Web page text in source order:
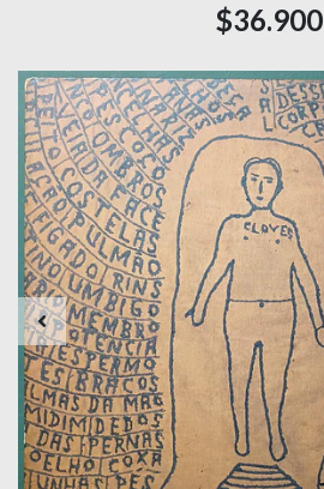
$36.900